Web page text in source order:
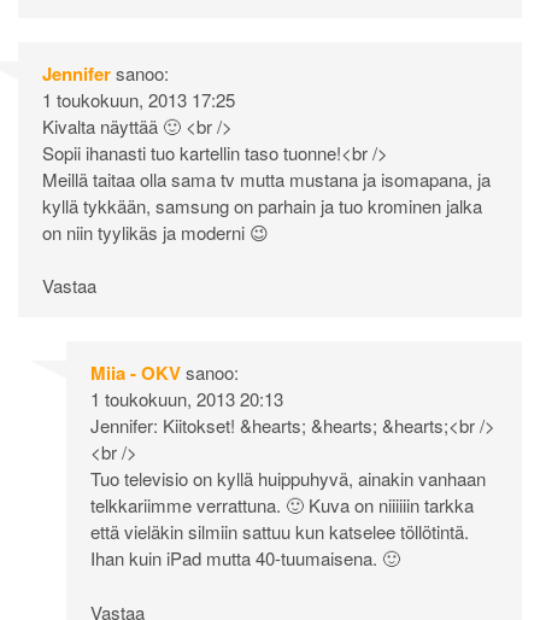
Jennifersanoo:
1 toukokuun, 2013 17:25
Kivalta näyttää 🙂 <br />
Sopii ihanasti tuo kartellin taso tuonne!<br />
Meillä taitaa olla sama tv mutta mustana ja isomapana, ja
kyllä tykkään, samsung on parhain ja tuo krominen jalka
on niin tyylikäs ja moderni 😉
Vastaa
Miia - OKVsanoo:
1 toukokuun, 2013 20:13
Jennifer: Kiitokset! &hearts; &hearts; &hearts;<br />
<br />
Tuo televisio on kyllä huippuhyvä, ainakin vanhaan
telkkariimme verrattuna. 🙂 Kuva on niiiiiin tarkka
että vieläkin silmiin sattuu kun katselee töllötintä.
Ihan kuin iPad mutta 40-tuumaisena. 🙂
Vastaa